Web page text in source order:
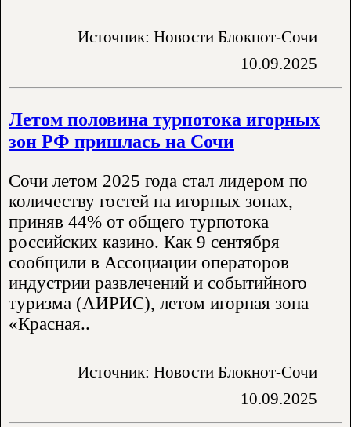
Источник: Новости Блокнот-Сочи
10.09.2025
Летом половина турпотока игорных
зон РФ пришлась на Сочи
Сочи летом 2025 года стал лидером по
количеству гостей на игорных зонах,
приняв 44% от общего турпотока
российских казино. Как 9 сентября
сообщили в Ассоциации операторов
индустрии развлечений и событийного
туризма (АИРИС), летом игорная зона
«Красная..
Источник: Новости Блокнот-Сочи
10.09.2025